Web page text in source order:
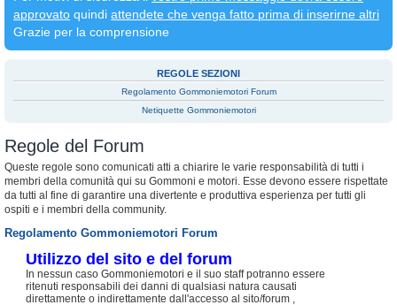
approvato quindi attendete che venga fatto prima di inserirne altri
Grazie per la comprensione
REGOLE SEZIONI
Regolamento Gommoniemotori Forum
Netiquette Gommoniemotori
Regole del Forum
Queste regole sono comunicati atti a chiarire le varie responsabilità di tutti i
membri della comunità qui su Gommoni e motori. Esse devono essere rispettate
da tutti al fine di garantire una divertente e produttiva esperienza per tutti gli
ospiti e i membri della community.
Regolamento Gommoniemotori Forum
Utilizzo del sito e del forum
In nessun caso Gommoniemotori e il suo staff potranno essere
ritenuti responsabili dei danni di qualsiasi natura causati
direttamente o indirettamente dall'accesso al sito/forum ,